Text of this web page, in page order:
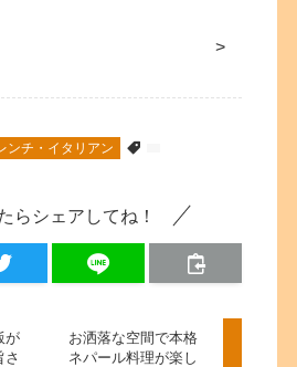
>
ンチ・イタリアン
らシェアしてね！
が
さ
お洒落な空間で本格
ネパール料理が楽し